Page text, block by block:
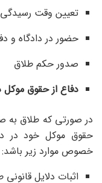
تعیین وقت رسیدگی
حضور در دادگاه و
صدور حکم طلاق
دفاع از حقوق موکل
در صورتی که طلاق به
حقوق موکل خود در
خصوص موارد زیر باشد:
اثبات دلایل قانونی